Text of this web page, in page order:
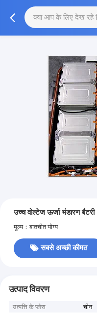
उच्च वोल्टेज ऊर्जा भंडारण
मूल्य：बातचीत योग्य
सबसे अच्छी कीमत
उत्पाद विवरण
उत्पत्ति के प्लेस
चीन